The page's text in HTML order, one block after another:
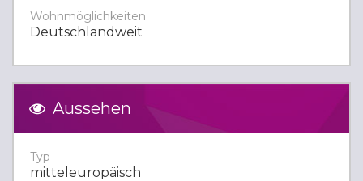
Wohnmöglichkeiten
Deutschlandweit
Aussehen
Typ
mitteleuropäisch